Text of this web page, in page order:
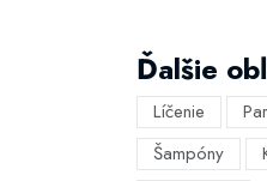
Ďalšie
Líčenie
Šampóny